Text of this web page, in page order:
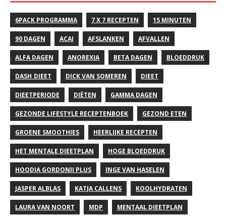
6PACK PROGRAMMA 7 X 7 RECEPTEN 15 MINUTEN
90 DAGEN ACAI AFSLANKEN AFVALLEN
ALFA DAGEN ANOREXIA BETA DAGEN BLOEDDRUK
DASH DIEET DICK VAN SOMEREN DIEET
DIEETPERIODE DIËTEN GAMMA DAGEN
GEZONDE LIFESTYLE RECEPTENBOEK GEZOND ETEN
GROENE SMOOTHIES HEERLIJKE RECEPTEN
HET MENTALE DIEETPLAN HOGE BLOEDDRUK
HOODIA GORDONII PLUS INGE VAN HASELEN
JASPER ALBLAS KATJA CALLENS KOOLHYDRATEN
LAURA VAN NOORT MDP MENTAAL DIEETPLAN